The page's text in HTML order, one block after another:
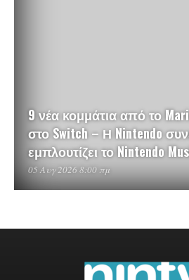
9 νέα κομμάτια από το
στο Switch – Η Nintendo
εμπλουτίζει το Nintendo
05 Αυγ 2026 8:00 πμ